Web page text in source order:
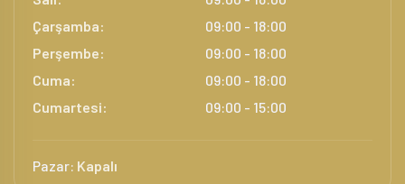
Çarşamba:
09:00 - 18:00
Perşembe:
09:00 - 18:00
Cuma:
09:00 - 18:00
Cumartesi:
09:00 - 15:00
Pazar: Kapalı